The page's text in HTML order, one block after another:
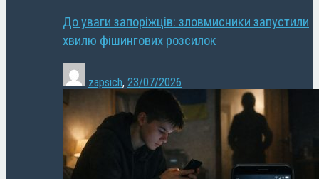
До уваги запоріжців: зловмисники запустили
хвилю фішингових розсилок
zapsich, 23/07/2026